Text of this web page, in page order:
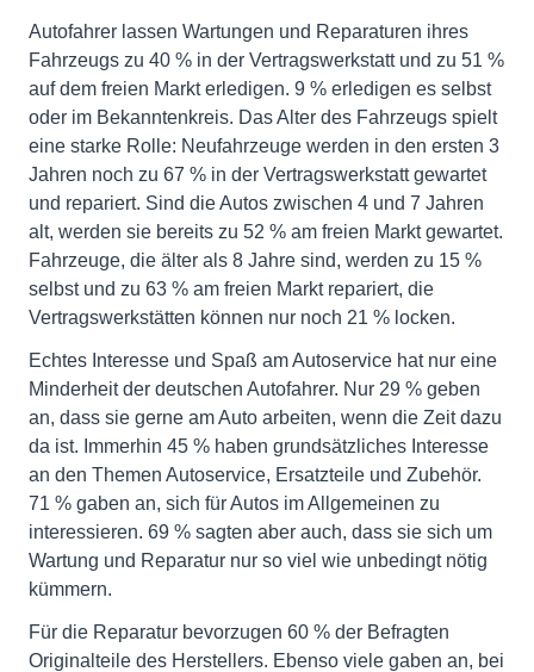
Autofahrer lassen Wartungen und Reparaturen ihres
Fahrzeugs zu 40 % in der Vertragswerkstatt und zu 51 %
auf dem freien Markt erledigen. 9 % erledigen es selbst
oder im Bekanntenkreis. Das Alter des Fahrzeugs spielt
eine starke Rolle: Neufahrzeuge werden in den ersten 3
Jahren noch zu 67 % in der Vertragswerkstatt gewartet
und repariert. Sind die Autos zwischen 4 und 7 Jahren
alt, werden sie bereits zu 52 % am freien Markt gewartet.
Fahrzeuge, die älter als 8 Jahre sind, werden zu 15 %
selbst und zu 63 % am freien Markt repariert, die
Vertragswerkstätten können nur noch 21 % locken.
Echtes Interesse und Spaß am Autoservice hat nur eine
Minderheit der deutschen Autofahrer. Nur 29 % geben
an, dass sie gerne am Auto arbeiten, wenn die Zeit dazu
da ist. Immerhin 45 % haben grundsätzliches Interesse
an den Themen Autoservice, Ersatzteile und Zubehör.
71 % gaben an, sich für Autos im Allgemeinen zu
interessieren. 69 % sagten aber auch, dass sie sich um
Wartung und Reparatur nur so viel wie unbedingt nötig
kümmern.
Für die Reparatur bevorzugen 60 % der Befragten
Originalteile des Herstellers. Ebenso viele gaben an, bei